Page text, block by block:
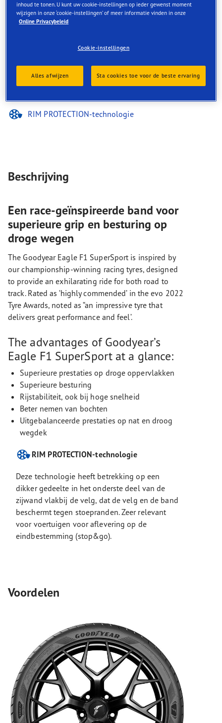
Een race-geïnspireerde band voor superieure grip en
besturing op droge wegen
Superieure prestaties op droge oppervlakken
Rijstabiliteit, ook bij hoge snelheid
Beter nemen van bochten
RIM PROTECTION-technologie
Beschrijving
Een race-geïnspireerde band voor
superieure grip en besturing op
droge wegen
The Goodyear Eagle F1 SuperSport is inspired by
our championship-winning racing tyres, designed
to provide an exhilarating ride for both road to
track. Rated as ‘highly commended’ in the evo 2022
Tyre Awards, noted as “an impressive tyre that
delivers great performance and feel’.
The advantages of Goodyear’s
Eagle F1 SuperSport at a glance:
Superieure prestaties op droge oppervlakken
Superieure besturing
Rijstabiliteit, ook bij hoge snelheid
Beter nemen van bochten
Uitgebalanceerde prestaties op nat en droog
wegdek
RIM PROTECTION-technologie
Deze technologie heeft betrekking op een
dikker gedeelte in het onderste deel van de
zijwand vlakbij de velg, dat de velg en de band
beschermt tegen stoepranden. Zeer relevant
voor voertuigen voor aflevering op de
eindbestemming (stop&go).
Voordelen
inhoud te tonen. U kunt uw cookie-instellingen op ieder gewenst moment
wijzigen in onze ‘cookie-instellingen’ of meer informatie vinden in onze
Online Privacybeleid
Cookie-instellingen
Alles afwijzen Sta cookies toe voor de beste ervaring